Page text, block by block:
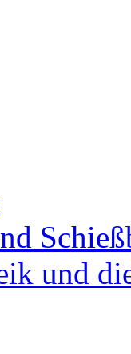
und